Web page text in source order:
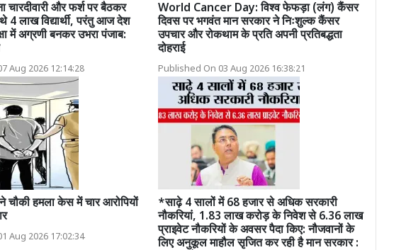
चारदीवारी और फर्श पर बैठकर
4 लाख विद्यार्थी, परंतु आज देश
में अग्रणी बनकर उभरा पंजाब:
Aug 2026 12:14:28
World Cancer Day: विश्व फेफड़ा (लंग) कैंसर
दिवस पर भगवंत मान सरकार ने निःशुल्क कैंसर
उपचार और रोकथाम के प्रति अपनी प्रतिबद्धता
दोहराई
Published On 03 Aug 2026 16:38:21
हमला केस में चार आरोपियों
Aug 2026 17:02:34
*साढ़े 4 सालों में 68 हजार से अधिक सरकारी
नौकरियां, 1.83 लाख करोड़ के निवेश से 6.36 लाख
प्राइवेट नौकरियों के अवसर पैदा किए: नौजवानों के
लिए अनुकूल माहौल सृजित कर रही है मान सरकार :